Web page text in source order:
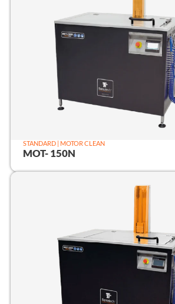
STANDARD | MOTOR CLEAN
MOT- 150N